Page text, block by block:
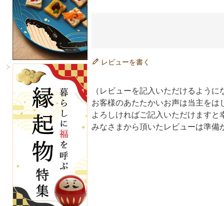
レビューを書く
（レビューを記入いただけるように
お客様のあたたかいお声は当主を
よろしければご記入いただけますと
みなさまから頂いたレビューは準備